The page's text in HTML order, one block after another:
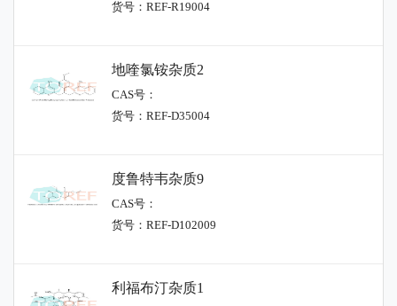
货号：REF-R19004
地喹氯铵杂质2
CAS号：
货号：REF-D35004
度鲁特韦杂质9
CAS号：
货号：REF-D102009
利福布汀杂质1